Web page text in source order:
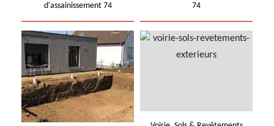
d'assainissement 74
74